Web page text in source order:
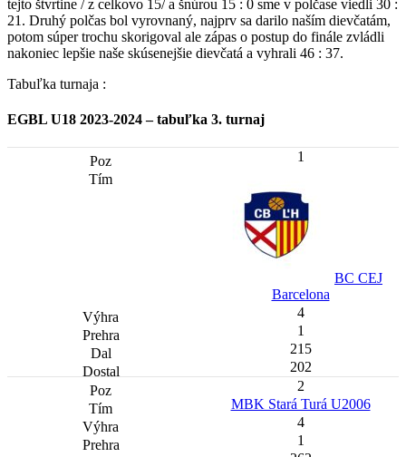
tejto štvrtine / z celkovo 15/ a šnúrou 15 : 0 sme v polčase viedli 30 :
21. Druhý polčas bol vyrovnaný, najprv sa darilo naším dievčatám,
potom súper trochu skorigoval ale zápas o postup do finále zvládli
nakoniec lepšie naše skúsenejšie dievčatá a vyhrali 46 : 37.
Tabuľka turnaja :
EGBL U18 2023-2024 – tabuľka 3. turnaj
1
BC CEJ
Barcelona
4
1
215
202
2
MBK Stará Turá U2006
4
1